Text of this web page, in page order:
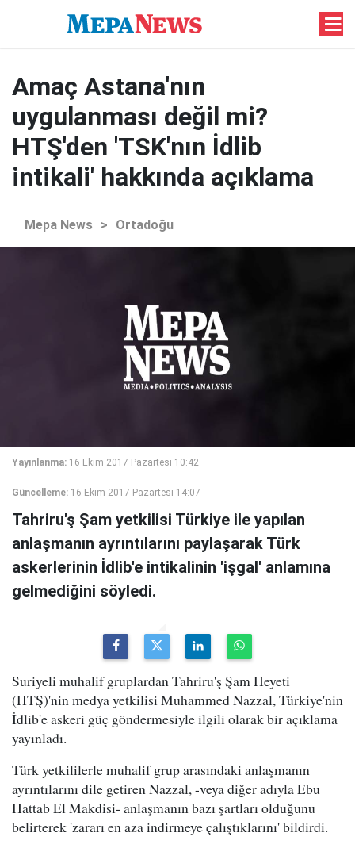
Amaç Astana'nın
uygulanması değil mi?
HTŞ'den 'TSK'nın İdlib
intikali' hakkında açıklama
Mepa News > Ortadoğu
Yayınlanma: 16 Ekim 2017 Pazartesi 10:42
Güncelleme: 16 Ekim 2017 Pazartesi 14:07
Tahriru'ş Şam yetkilisi Türkiye ile yapılan
anlaşmanın ayrıntılarını paylaşarak Türk
askerlerinin İdlib'e intikalinin 'işgal' anlamına
gelmediğini söyledi.
Suriyeli muhalif gruplardan Tahriru'ş Şam Heyeti
(HTŞ)'nin medya yetkilisi Muhammed Nazzal, Türkiye'nin
İdlib'e askeri güç göndermesiyle ilgili olarak bir açıklama
yayınladı.
Türk yetkililerle muhalif grup arasındaki anlaşmanın
ayrıntılarını dile getiren Nazzal, -veya diğer adıyla Ebu
Hattab El Makdisi- anlaşmanın bazı şartları olduğunu
belirterek 'zararı en aza indirmeye çalıştıklarını' bildirdi.